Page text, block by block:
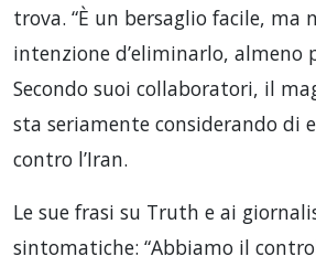
trova. “È un bersaglio facile, ma
intenzione d’eliminarlo, almeno
Secondo suoi collaboratori, il
sta seriamente considerando di
contro l’Iran.
Le sue frasi su Truth e ai
sintomatiche: “Abbiamo il